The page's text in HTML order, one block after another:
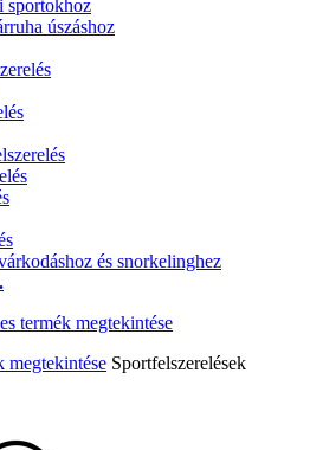
sportokhoz
úszáshoz
és snorkelinghez
megtekintése Sportfelszerelések